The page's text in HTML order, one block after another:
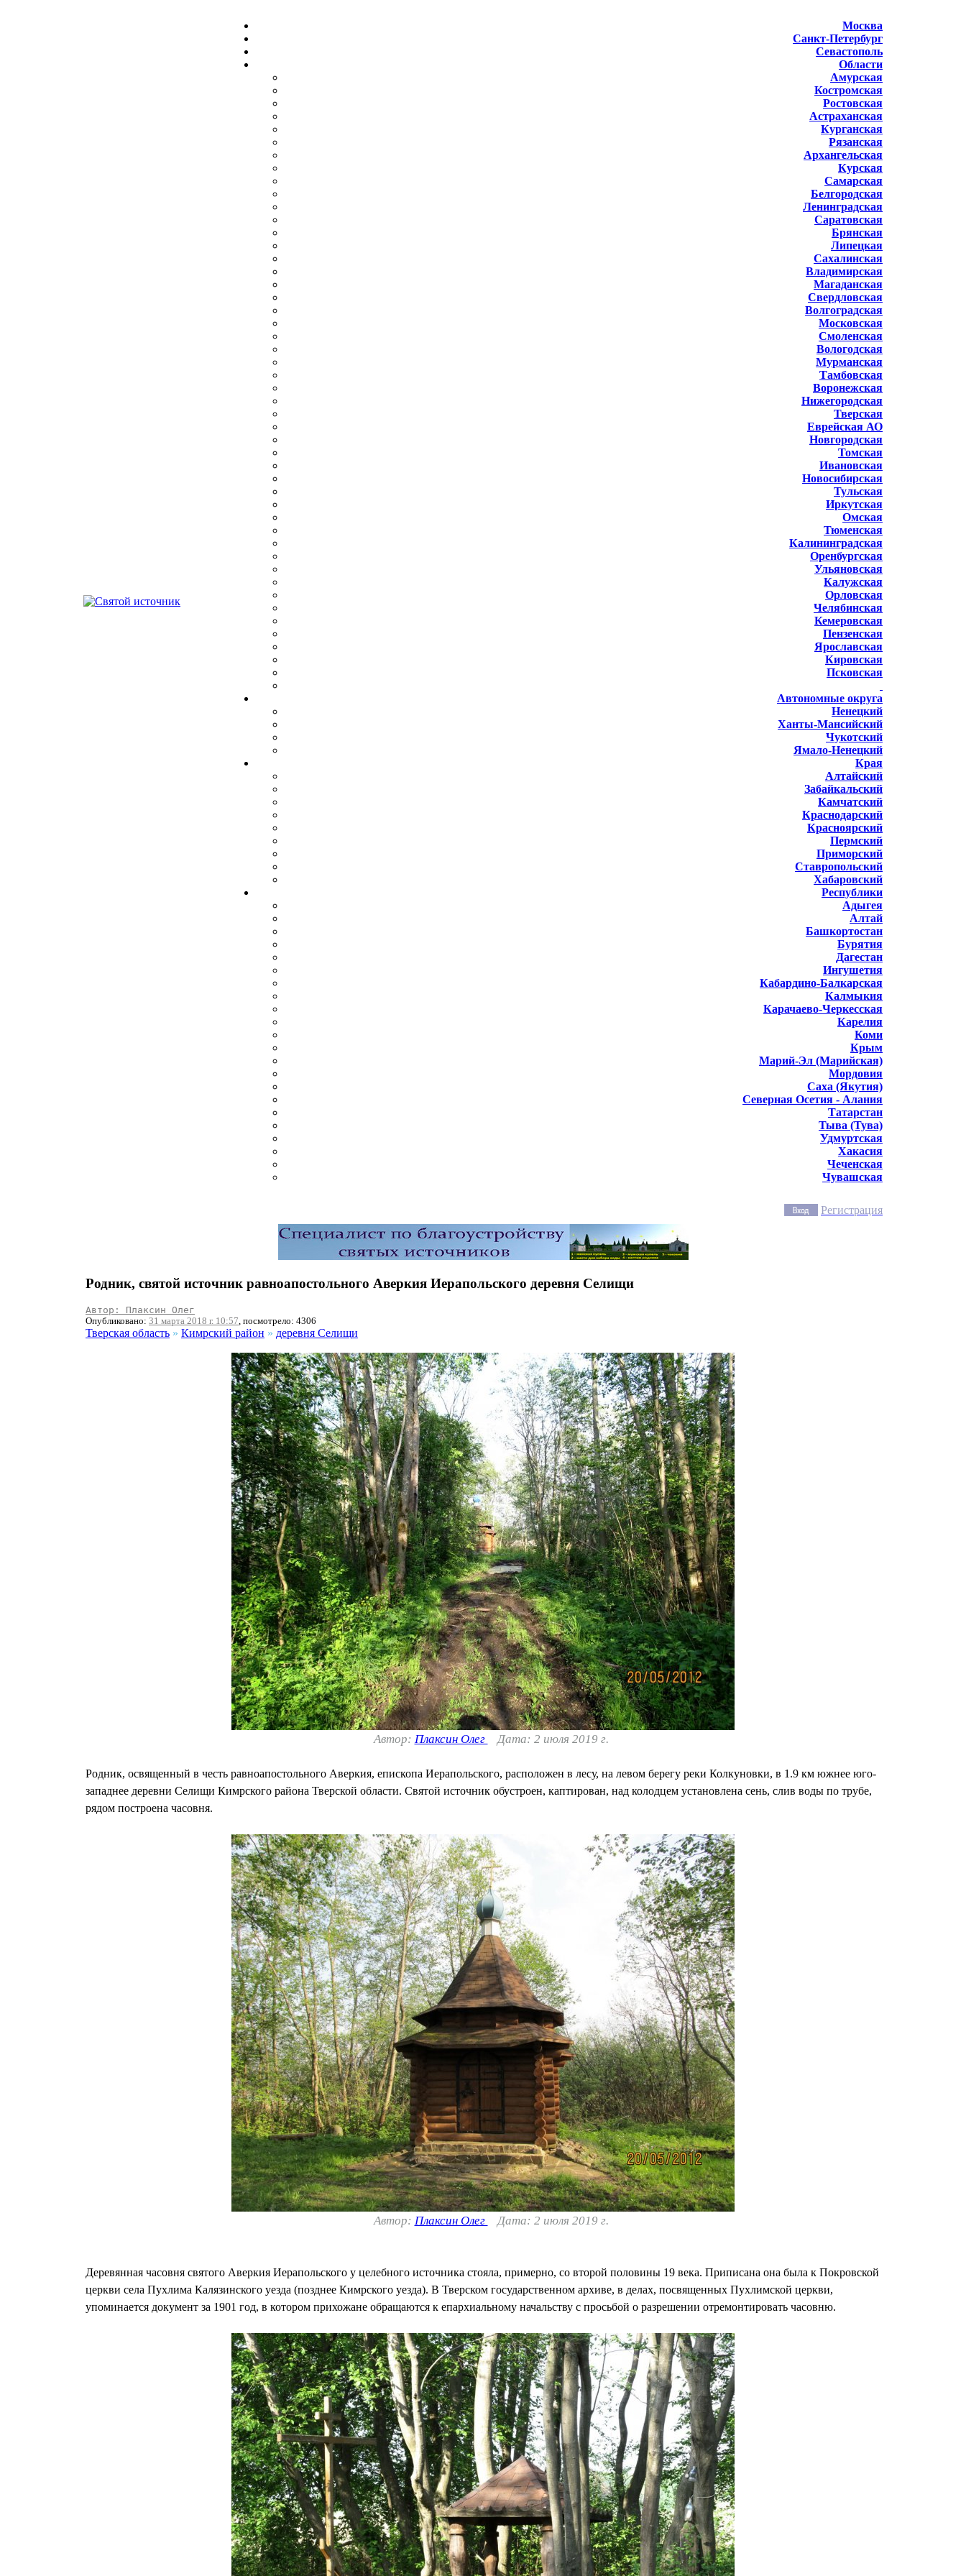
Москва
Санкт-Петербург
Севастополь
Области
Амурская
Костромская
Ростовская
Астраханская
Курганская
Рязанская
Архангельская
Курская
Самарская
Белгородская
Ленинградская
Саратовская
Брянская
Липецкая
Сахалинская
Владимирская
Магаданская
Свердловская
Волгоградская
Московская
Смоленская
Вологодская
Мурманская
Тамбовская
Воронежская
Нижегородская
Тверская
Еврейская АО
Новгородская
Томская
Ивановская
Новосибирская
Тульская
Иркутская
Омская
Тюменская
Калининградская
Оренбургская
Ульяновская
Калужская
Орловская
Челябинская
Кемеровская
Пензенская
Ярославская
Кировская
Псковская
Автономные округа
Ненецкий
Ханты-Мансийский
Чукотский
Ямало-Ненецкий
Края
Алтайский
Забайкальский
Камчатский
Краснодарский
Красноярский
Пермский
Приморский
Ставропольский
Хабаровский
Республики
Адыгея
Алтай
Башкортостан
Бурятия
Дагестан
Ингушетия
Кабардино-Балкарская
Калмыкия
Карачаево-Черкесская
Карелия
Коми
Крым
Марий-Эл (Марийская)
Мордовия
Саха (Якутия)
Северная Осетия - Алания
Татарстан
Тыва (Тува)
Удмуртская
Хакасия
Чеченская
Чувашская
Регистрация
Родник, святой источник равноапостольного Аверкия Иерапольского деревня Селищи
Автор: Плаксин Олег
Опубликовано: 31 марта 2018 г. 10:57, посмотрело: 4306
Тверская область » Кимрский район » деревня Селищи
Автор: Плаксин Олег Дата: 2 июля 2019 г.
Родник, освященный в честь равноапостольного Аверкия, епископа Иерапольского, расположен в лесу, на левом берегу реки Колкуновки, в 1.9 км южнее юго-
западнее деревни Селищи Кимрского района Тверской области. Святой источник обустроен, каптирован, над колодцем установлена сень, слив воды по трубе,
рядом построена часовня.
Автор: Плаксин Олег Дата: 2 июля 2019 г.
Деревянная часовня святого Аверкия Иерапольского у целебного источника стояла, примерно, со второй половины 19 века. Приписана она была к Покровской
церкви села Пухлима Калязинского уезда (позднее Кимрского уезда). В Тверском государственном архиве, в делах, посвященных Пухлимской церкви,
упоминается документ за 1901 год, в котором прихожане обращаются к епархиальному начальству с просьбой о разрешении отремонтировать часовню.